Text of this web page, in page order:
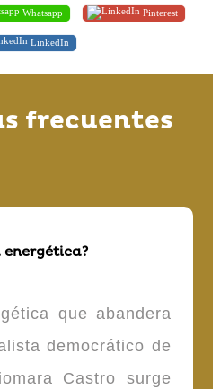
Whatsapp Pinterest
LinkedIn
frecuentes
energética?
que abandera
democrático de
Castro surge